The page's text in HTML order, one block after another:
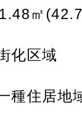
㎡
化区域
種住居地